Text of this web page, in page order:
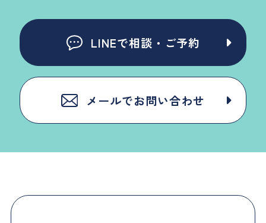
LINEで相談・ご予約
メールでお問い合わせ